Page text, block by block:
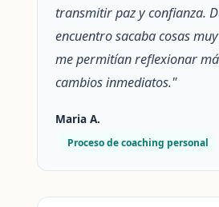
transmitir paz y confianza.
encuentro sacaba cosas
me permitían reflexionar
cambios inmediatos."
Maria A.
Proceso de coaching personal